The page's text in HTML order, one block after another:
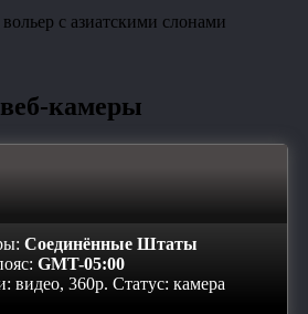
с азиатскими слонами
камеры
Соединённые Штаты
GMT-05:00
видео, 360p. Статус: камера